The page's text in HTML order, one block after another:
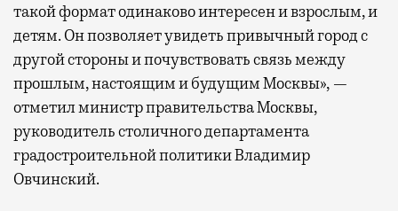
такой формат одинаково интересен и взрослым, и
детям. Он позволяет увидеть привычный город с
другой стороны и почувствовать связь между
прошлым, настоящим и будущим Москвы», —
отметил министр правительства Москвы,
руководитель столичного департамента
градостроительной политики Владимир
Овчинский.